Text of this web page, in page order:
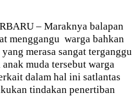
– Maraknya balapan
menggangu warga bahkan
merasa sangat terganggu
muda tersebut warga
dalam hal ini satlantas
tindakan penertiban